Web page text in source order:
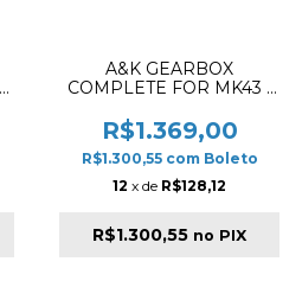
A&K GEARBOX
COMPLETE FOR MK43 /
TORQUE
R$1.369,00
R$1.300,55 com Boleto
12 x de R$128,12
R$1.300,55 no PIX